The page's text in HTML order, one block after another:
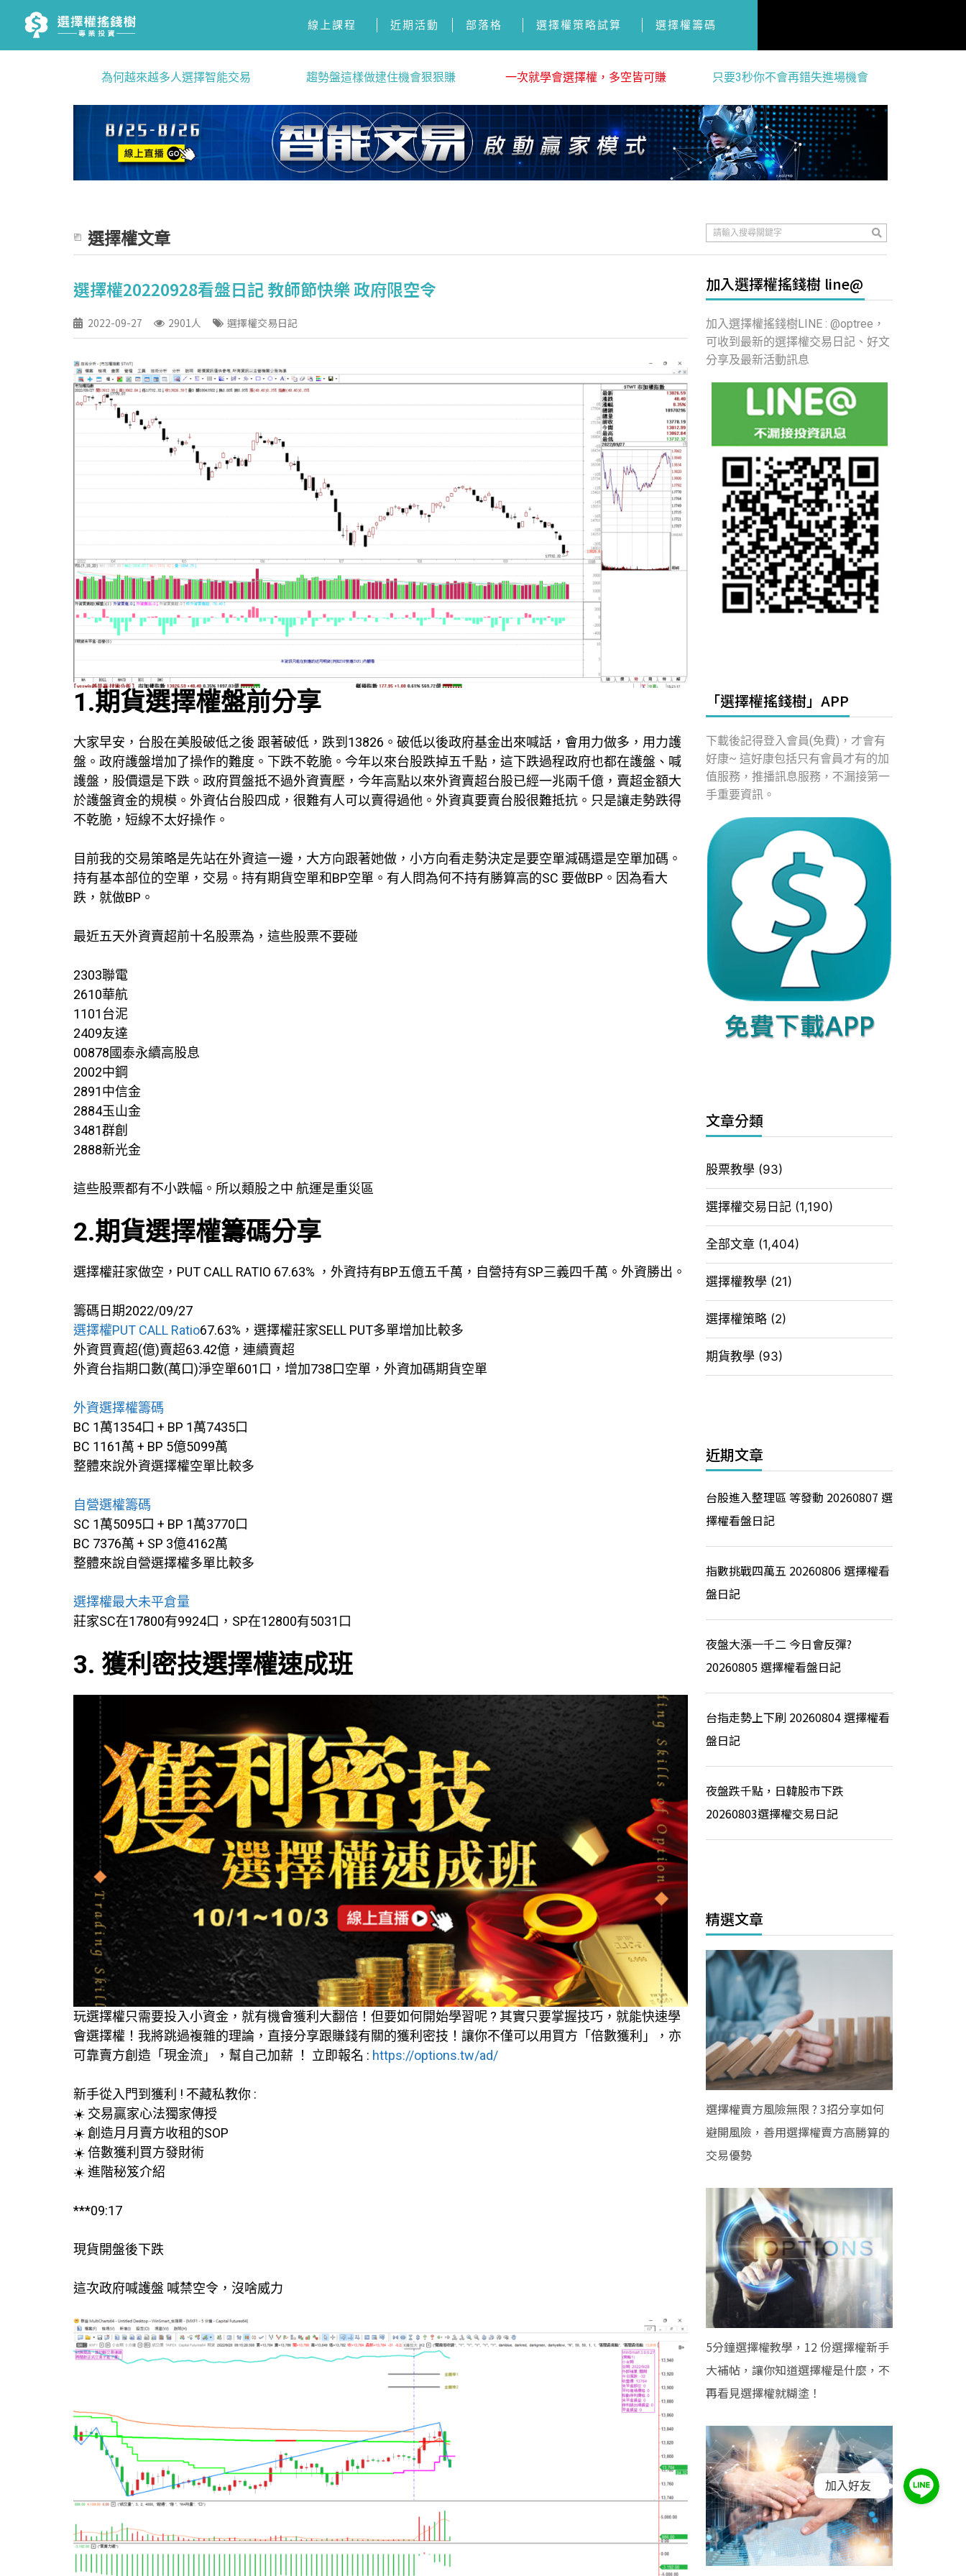
線上課程 近期活動 部落格 選擇權策略試算 選擇權籌碼
為何越來越多人選擇智能交易 趨勢盤這樣做逮住機會狠狠賺 一次就學會選擇權，多空皆可賺 只要3秒你不會再錯失進場機會
選擇權文章
選擇權20220928看盤日記 教師節快樂 政府限空令
2022-09-27 2901人 選擇權交易日記
1.期貨選擇權盤前分享
大家早安，台股在美股破低之後 跟著破低，跌到13826。破低以後政府基金出來喊話，會用力做多，用力護
盤。政府護盤增加了操作的難度。下跌不乾脆。今年以來台股跌掉五千點，這下跌過程政府也都在護盤、喊
護盤，股價還是下跌。政府買盤抵不過外資賣壓，今年高點以來外資賣超台股已經一兆兩千億，賣超金額大
於護盤資金的規模。外資佔台股四成，很難有人可以賣得過他。外資真要賣台股很難抵抗。只是讓走勢跌得
不乾脆，短線不太好操作。
目前我的交易策略是先站在外資這一邊，大方向跟著她做，小方向看走勢決定是要空單減碼還是空單加碼。
持有基本部位的空單，交易。持有期貨空單和BP空單。有人問為何不持有勝算高的SC 要做BP。因為看大
跌，就做BP。
最近五天外資賣超前十名股票為，這些股票不要碰
2303聯電
2610華航
1101台泥
2409友達
00878國泰永續高股息
2002中鋼
2891中信金
2884玉山金
3481群創
2888新光金
這些股票都有不小跌幅。所以類股之中 航運是重災區
2.期貨選擇權籌碼分享
選擇權莊家做空，PUT CALL RATIO 67.63% ，外資持有BP五億五千萬，自營持有SP三義四千萬。外資勝出。
籌碼日期2022/09/27
選擇權PUT CALL Ratio67.63%，選擇權莊家SELL PUT多單增加比較多
外資買賣超(億)賣超63.42億，連續賣超
外資台指期口數(萬口)淨空單601口，增加738口空單，外資加碼期貨空單
外資選擇權籌碼
BC 1萬1354口 + BP 1萬7435口
BC 1161萬 + BP 5億5099萬
整體來說外資選擇權空單比較多
自營選權籌碼
SC 1萬5095口 + BP 1萬3770口
BC 7376萬 + SP 3億4162萬
整體來說自營選擇權多單比較多
選擇權最大未平倉量
莊家SC在17800有9924口，SP在12800有5031口
3. 獲利密技選擇權速成班
玩選擇權只需要投入小資金，就有機會獲利大翻倍！但要如何開始學習呢 ? 其實只要掌握技巧，就能快速學
會選擇權！我將跳過複雜的理論，直接分享跟賺錢有關的獲利密技！讓你不僅可以用買方「倍數獲利」，亦
可靠賣方創造「現金流」，幫自己加薪 ！ 立即報名 : https://options.tw/ad/
新手從入門到獲利 ! 不藏私教你 :
☀️ 交易贏家心法獨家傳授
☀️ 創造月月賣方收租的SOP
☀️ 倍數獲利買方發財術
☀️ 進階秘笈介紹
***09:17
現貨開盤後下跌
這次政府喊護盤 喊禁空令，沒啥威力
加入選擇權搖錢樹 line@
加入選擇權搖錢樹LINE : @optree，
可收到最新的選擇權交易日記、好文
分享及最新活動訊息
「選擇權搖錢樹」APP
下載後記得登入會員(免費)，才會有
好康~ 這好康包括只有會員才有的加
值服務，推播訊息服務，不漏接第一
手重要資訊。
文章分類
股票教學 (93)
選擇權交易日記 (1,190)
全部文章 (1,404)
選擇權教學 (21)
選擇權策略 (2)
期貨教學 (93)
近期文章
台股進入整理區 等發動 20260807 選
擇權看盤日記
指數挑戰四萬五 20260806 選擇權看
盤日記
夜盤大漲一千二 今日會反彈?
20260805 選擇權看盤日記
台指走勢上下刷 20260804 選擇權看
盤日記
夜盤跌千點，日韓股市下跌
20260803選擇權交易日記
精選文章
選擇權賣方風險無限 ? 3招分享如何
避開風險，善用選擇權賣方高勝算的
交易優勢
5分鐘選擇權教學，12 份選擇權新手
大補帖，讓你知道選擇權是什麼，不
再看見選擇權就糊塗！
加入好友